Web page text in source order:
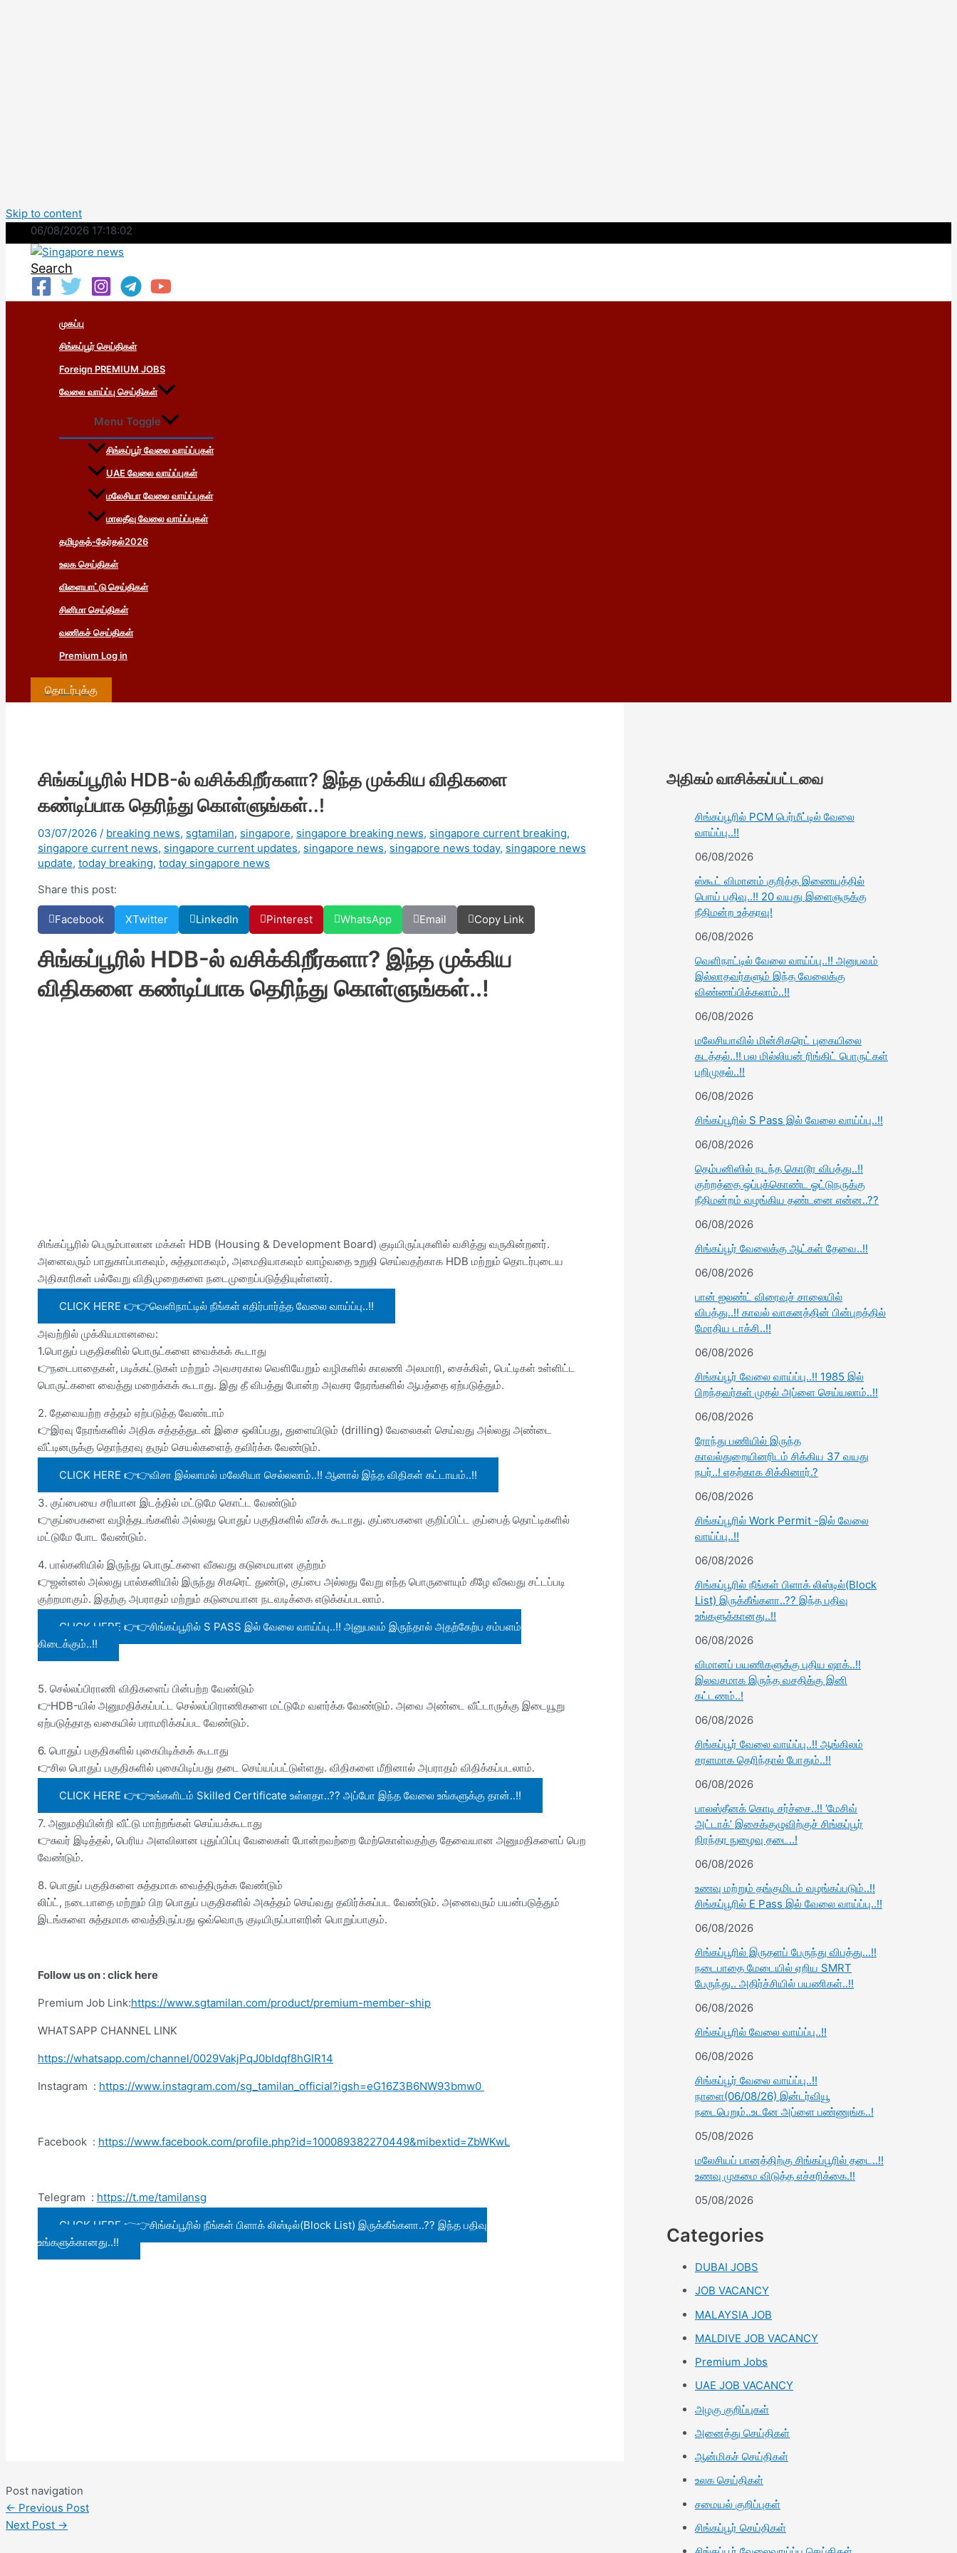
Skip to content
06/08/2026 17:18:03
Search
முகப்பு
சிங்கப்பூர் செய்திகள்
Foreign PREMIUM JOBS
வேலை வாய்ப்பு செய்திகள்
Menu Toggle
சிங்கப்பூர் வேலை வாய்ப்புகள்
UAE வேலை வாய்ப்புகள்
மலேசியா வேலை வாய்ப்புகள்
மாலதீவு வேலை வாய்ப்புகள்
தமிழகத்-தேர்தல்2026
உலக செய்திகள்
விளையாட்டு செய்திகள்
சினிமா செய்திகள்
வணிகச் செய்திகள்
Premium Log in
தொடர்புக்கு
சிங்கப்பூரில் HDB-ல் வசிக்கிறீர்களா? இந்த முக்கிய விதிகளை
கண்டிப்பாக தெரிந்து கொள்ளுங்கள்..!
03/07/2026 / breaking news, sgtamilan, singapore, singapore breaking news, singapore current breaking,
singapore current news, singapore current updates, singapore news, singapore news today, singapore news
update, today breaking, today singapore news
Share this post:
Facebook XTwitter LinkedIn Pinterest WhatsApp Email Copy Link
சிங்கப்பூரில் HDB-ல் வசிக்கிறீர்களா? இந்த முக்கிய
விதிகளை கண்டிப்பாக தெரிந்து கொள்ளுங்கள்..!
சிங்கப்பூரில் பெரும்பாலான மக்கள் HDB (Housing & Development Board) குடியிருப்புகளில் வசித்து வருகின்றனர்.
அனைவரும் பாதுகாப்பாகவும், சுத்தமாகவும், அமைதியாகவும் வாழ்வதை உறுதி செய்வதற்காக HDB மற்றும் தொடர்புடைய
அதிகாரிகள் பல்வேறு விதிமுறைகளை நடைமுறைப்படுத்தியுள்ளனர்.
CLICK HERE 👉👉வெளிநாட்டில் நீங்கள் எதிர்பார்த்த வேலை வாய்ப்பு..!!
அவற்றில் முக்கியமானவை:
1.பொதுப் பகுதிகளில் பொருட்களை வைக்கக் கூடாது
👉நடைபாதைகள், படிக்கட்டுகள் மற்றும் அவசரகால வெளியேறும் வழிகளில் காலணி அலமாரி, சைக்கிள், பெட்டிகள் உள்ளிட்ட
பொருட்களை வைத்து மறைக்கக் கூடாது. இது தீ விபத்து போன்ற அவசர நேரங்களில் ஆபத்தை ஏற்படுத்தும்.
2. தேவையற்ற சத்தம் ஏற்படுத்த வேண்டாம்
👉இரவு நேரங்களில் அதிக சத்தத்துடன் இசை ஒலிப்பது, துளையிடும் (drilling) வேலைகள் செய்வது அல்லது அண்டை
வீட்டினருக்கு தொந்தரவு தரும் செயல்களைத் தவிர்க்க வேண்டும்.
CLICK HERE 👉👉விசா இல்லாமல் மலேசியா செல்லலாம்..!! ஆனால் இந்த விதிகள் கட்டாயம்..!!
3. குப்பையை சரியான இடத்தில் மட்டுமே கொட்ட வேண்டும்
👉குப்பைகளை வழித்தடங்களில் அல்லது பொதுப் பகுதிகளில் வீசக் கூடாது. குப்பைகளை குறிப்பிட்ட குப்பைத் தொட்டிகளில்
மட்டுமே போட வேண்டும்.
4. பால்கனியில் இருந்து பொருட்களை வீசுவது கடுமையான குற்றம்
👉ஜன்னல் அல்லது பால்கனியில் இருந்து சிகரெட் துண்டு, குப்பை அல்லது வேறு எந்த பொருளையும் கீழே வீசுவது சட்டப்படி
குற்றமாகும். இதற்கு அபராதம் மற்றும் கடுமையான நடவடிக்கை எடுக்கப்படலாம்.
CLICK HERE 👉👉சிங்கப்பூரில் S PASS இல் வேலை வாய்ப்பு..!! அனுபவம் இருந்தால் அதற்கேற்ப சம்பளம்
கிடைக்கும்..!!
5. செல்லப்பிராணி விதிகளைப் பின்பற்ற வேண்டும்
👉HDB-யில் அனுமதிக்கப்பட்ட செல்லப்பிராணிகளை மட்டுமே வளர்க்க வேண்டும். அவை அண்டை வீட்டாருக்கு இடையூறு
ஏற்படுத்தாத வகையில் பராமரிக்கப்பட வேண்டும்.
6. பொதுப் பகுதிகளில் புகைபிடிக்கக் கூடாது
👉சில பொதுப் பகுதிகளில் புகைபிடிப்பது தடை செய்யப்பட்டுள்ளது. விதிகளை மீறினால் அபராதம் விதிக்கப்படலாம்.
CLICK HERE 👉👉உங்களிடம் Skilled Certificate உள்ளதா..?? அப்போ இந்த வேலை உங்களுக்கு தான்..!!
7. அனுமதியின்றி வீட்டு மாற்றங்கள் செய்யக்கூடாது
👉சுவர் இடித்தல், பெரிய அளவிலான புதுப்பிப்பு வேலைகள் போன்றவற்றை மேற்கொள்வதற்கு தேவையான அனுமதிகளைப் பெற
வேண்டும்.
8. பொதுப் பகுதிகளை சுத்தமாக வைத்திருக்க வேண்டும்
லிப்ட், நடைபாதை மற்றும் பிற பொதுப் பகுதிகளில் அசுத்தம் செய்வது தவிர்க்கப்பட வேண்டும். அனைவரும் பயன்படுத்தும்
இடங்களை சுத்தமாக வைத்திருப்பது ஒவ்வொரு குடியிருப்பாளரின் பொறுப்பாகும்.
Follow us on : click here
Premium Job Link:https://www.sgtamilan.com/product/premium-member-ship
WHATSAPP CHANNEL LINK
https://whatsapp.com/channel/0029VakjPqJ0bIdqf8hGIR14
Instagram : https://www.instagram.com/sg_tamilan_official?igsh=eG16Z3B6NW93bmw0
Facebook : https://www.facebook.com/profile.php?id=100089382270449&mibextid=ZbWKwL
Telegram : https://t.me/tamilansg
CLICK HERE 👉👉சிங்கப்பூரில் நீங்கள் பிளாக் லிஸ்டில்(Block List) இருக்கீங்களா..?? இந்த பதிவு
உங்களுக்கானது..!!
Post navigation
← Previous Post
Next Post →
அதிகம் வாசிக்கப்பட்டவை
சிங்கப்பூரில் PCM பெர்மீட்டில் வேலை
வாய்ப்பு..!!
06/08/2026
ஸ்கூட் விமானம் குறித்த இணையத்தில்
பொய் பதிவு..!! 20 வயது இளைஞருக்கு
நீதிமன்ற உத்தரவு!
06/08/2026
வெளிநாட்டில் வேலை வாய்ப்பு..!! அனுபவம்
இல்லாதவர்களும் இந்த வேலைக்கு
விண்ணப்பிக்கலாம்..!!
06/08/2026
மலேசியாவில் மின்சிகரெட் புகையிலை
கடத்தல்..!! பல மில்லியன் ரிங்கிட் பொருட்கள்
பறிமுதல்..!!
06/08/2026
சிங்கப்பூரில் S Pass இல் வேலை வாய்ப்பு..!!
06/08/2026
தெம்பனிஸில் நடந்த கொடூர விபத்து..!!
குற்றத்தை ஒப்புக்கொண்ட ஓட்டுநருக்கு
நீதிமன்றம் வழங்கிய தண்டனை என்ன..??
06/08/2026
சிங்கப்பூர் வேலைக்கு ஆட்கள் தேவை..!!
06/08/2026
பான் ஐலண்ட் விரைவுச் சாலையில்
விபத்து..!! காவல் வாகனத்தின் பின்புறத்தில்
மோதிய டாக்சி..!!
06/08/2026
சிங்கப்பூர் வேலை வாய்ப்பு..!! 1985 இல்
பிறந்தவர்கள் முதல் அப்ளை செய்யலாம்..!!
06/08/2026
ரோந்து பணியில் இருந்த
காவல்துறையினரிடம் சிக்கிய 37 வயது
நபர்..! எதற்காக சிக்கினார்.?
06/08/2026
சிங்கப்பூரில் Work Permit -இல் வேலை
வாய்ப்பு..!!
06/08/2026
சிங்கப்பூரில் நீங்கள் பிளாக் லிஸ்டில்(Block
List) இருக்கீங்களா..?? இந்த பதிவு
உங்களுக்கானது..!!
06/08/2026
விமானப் பயணிகளுக்கு புதிய ஷாக்..!!
இலவசமாக இருந்த வசதிக்கு இனி
கட்டணம்..!
06/08/2026
சிங்கப்பூர் வேலை வாய்ப்பு..!! ஆங்கிலம்
சரளமாக தெரிந்தால் போதும்..!!
06/08/2026
பாலஸ்தீனக் கொடி சர்ச்சை..!! ‘மேசிவ்
அட்டாக்’ இசைக்குழுவிற்குச் சிங்கப்பூர்
நிரந்தர நுழைவு தடை..!
06/08/2026
உணவு மற்றும் தங்குமிடம் வழங்கப்படும்..!!
சிங்கப்பூரில் E Pass இல் வேலை வாய்ப்பு..!!
06/08/2026
சிங்கப்பூரில் இருதளப் பேருந்து விபத்து…!!
நடைபாதை மேடையில் ஏறிய SMRT
பேருந்து.. அதிர்ச்சியில் பயணிகள்..!!
06/08/2026
சிங்கப்பூரில் வேலை வாய்ப்பு..!!
06/08/2026
சிங்கப்பூர் வேலை வாய்ப்பு..!!
நாளை(06/08/26) இன்டர்வியூ
நடைபெறும்..உடனே அப்ளை பண்ணுங்க..!
05/08/2026
மலேசியப் பானத்திற்கு சிங்கப்பூரில் தடை..!!
உணவு முகமை விடுத்த எச்சரிக்கை.!!
05/08/2026
Categories
DUBAI JOBS
JOB VACANCY
MALAYSIA JOB
MALDIVE JOB VACANCY
Premium Jobs
UAE JOB VACANCY
அழகு குறிப்புகள்
அனைத்து செய்திகள்
ஆன்மிகச் செய்திகள்
உலக செய்திகள்
சமையல் குறிப்புகள்
சிங்கப்பூர் செய்திகள்